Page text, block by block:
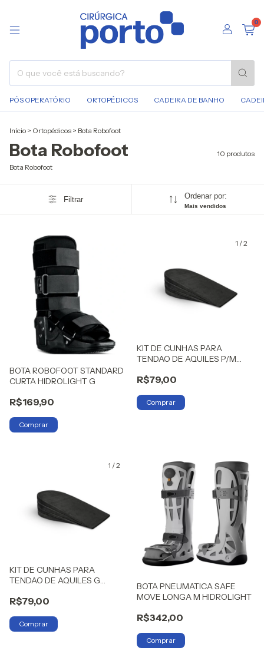
0
PÓS OPERATÓRIO ORTOPÉDICOS CADEIRA DE BANHO
Início > Ortopédicos > Bota Robofoot
Bota Robofoot
10 produtos
Bota Robofoot
Filtrar Ordenar por:
Mais vendidos
BOTA ROBOFOOT STANDARD
CURTA HIDROLIGHT G
R$169,90
1 /2
KIT DE CUNHAS PARA
TENDAO DE AQUILES P/M
R$79,00
1 /2
KIT DE CUNHAS PARA
TENDAO DE AQUILES G
R$79,00
BOTA PNEUMATICA SAFE
MOVE LONGA M HIDROLIGHT
R$342,00